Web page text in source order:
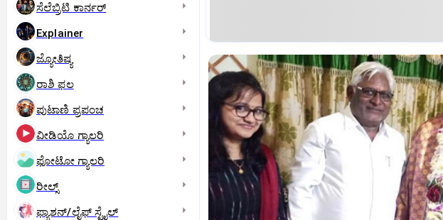
ಸೆಲೆಬ್ರಿಟಿ ಕಾರ್ನರ್‌
Explainer
ಜ್ಯೋತಿಷ್ಯ
ರಾಶಿ ಫಲ
ಪುಟಾಣಿ ಪ್ರಪಂಚ
ವೀಡಿಯೊ ಗ್ಯಾಲರಿ
ಫೋಟೋ ಗ್ಯಾಲರಿ
ರೀಲ್ಸ್
ಫ್ಯಾಶನ್/ಲೈಫ್‌ ಸ್ಟೈಲ್